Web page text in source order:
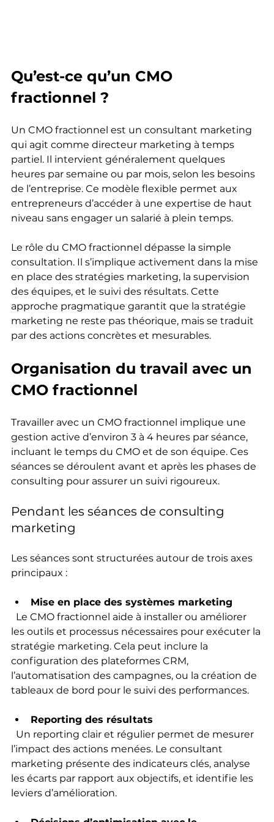
Qu’est-ce qu’un CMO
fractionnel ?
Un CMO fractionnel est un consultant marketing
qui agit comme directeur marketing à temps
partiel. Il intervient généralement quelques
heures par semaine ou par mois, selon les besoins
de l’entreprise. Ce modèle flexible permet aux
entrepreneurs d’accéder à une expertise de haut
niveau sans engager un salarié à plein temps.
Le rôle du CMO fractionnel dépasse la simple
consultation. Il s’implique activement dans la mise
en place des stratégies marketing, la supervision
des équipes, et le suivi des résultats. Cette
approche pragmatique garantit que la stratégie
marketing ne reste pas théorique, mais se traduit
par des actions concrètes et mesurables.
Organisation du travail avec un
CMO fractionnel
Travailler avec un CMO fractionnel implique une
gestion active d’environ 3 à 4 heures par séance,
incluant le temps du CMO et de son équipe. Ces
séances se déroulent avant et après les phases de
consulting pour assurer un suivi rigoureux.
Pendant les séances de consulting
marketing
Les séances sont structurées autour de trois axes
principaux :
Mise en place des systèmes marketing
les outils et processus nécessaires pour exécuter la
stratégie marketing. Cela peut inclure la
configuration des plateformes CRM,
l’automatisation des campagnes, ou la création de
tableaux de bord pour le suivi des performances.
Reporting des résultats
l’impact des actions menées. Le consultant
marketing présente des indicateurs clés, analyse
les écarts par rapport aux objectifs, et identifie les
leviers d’amélioration.